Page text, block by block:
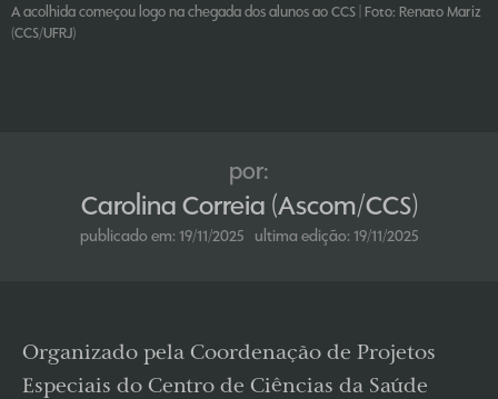
A acolhida começou logo na chegada dos alunos ao CCS | Foto: Renato Mariz
(CCS/UFRJ)
por:
Carolina Correia (Ascom/CCS)
publicado em: 19/11/2025 ultima edição: 19/11/2025
Organizado pela Coordenação de Projetos
Especiais do Centro de Ciências da Saúde